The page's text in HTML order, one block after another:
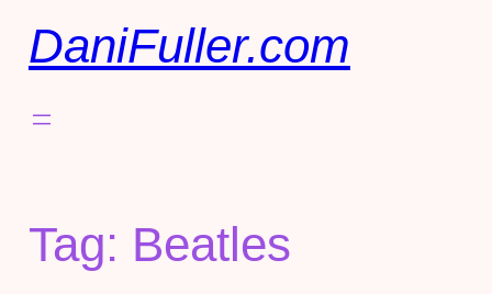
DaniFuller.com
Tag: Beatles